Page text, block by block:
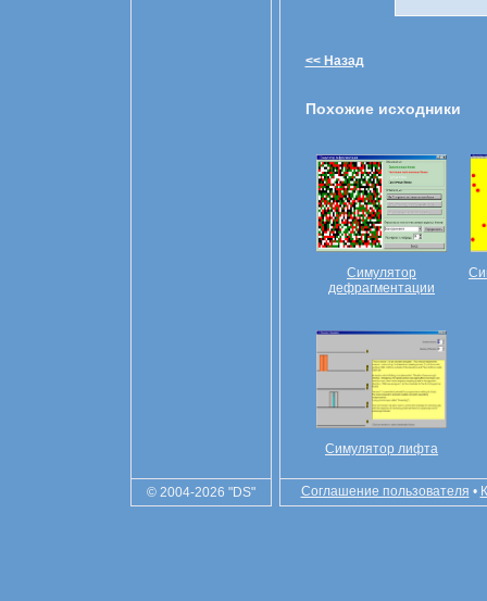
<< Назад
Похожие исходники
Симулятор
дефрагментации
Симулятор лифта
© 2004-2026 "DS" Соглашение пользователя •